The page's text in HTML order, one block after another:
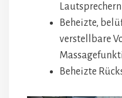
Lautsprechern
Beheizte,
verstellbare
Beheizte